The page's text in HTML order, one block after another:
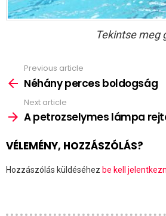
Tekintse meg
more
Previous article
Néhány perces boldogság
Next article
A petrozselymes lámpa
VÉLEMÉNY, HOZZÁSZÓLÁS?
Hozzászólás küldéséhez be kell